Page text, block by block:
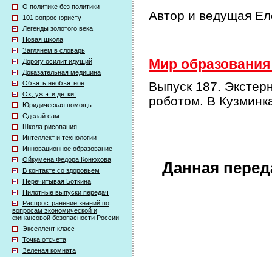
О политике без политики
101 вопрос юристу
Легенды золотого века
Новая школа
Заглянем в словарь
Дорогу осилит идущий
Доказательная медицина
Объять необъятное
Ох, уж эти детки!
Юридическая помощь
Сделай сам
Школа рисования
Интеллект и технологии
Инновационное образование
Ойкумена Федора Конюхова
В контакте со здоровьем
Перечитывая Боткина
Пилотные выпуски передач
Распространение знаний по
вопросам экономической и
финансовой безопасности России
Экселлент класс
Точка отсчета
Зеленая комната
Автор и ведущая
Мир
Выпуск 187.
роботом. В
Данная